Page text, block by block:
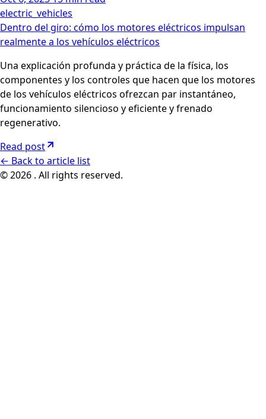
electric_vehicles
Dentro del giro: cómo los motores eléctricos impulsan
realmente a los vehículos eléctricos
Una explicación profunda y práctica de la física, los
componentes y los controles que hacen que los motores
de los vehículos eléctricos ofrezcan par instantáneo,
funcionamiento silencioso y eficiente y frenado
regenerativo.
Read post
← Back to article list
© 2026 . All rights reserved.